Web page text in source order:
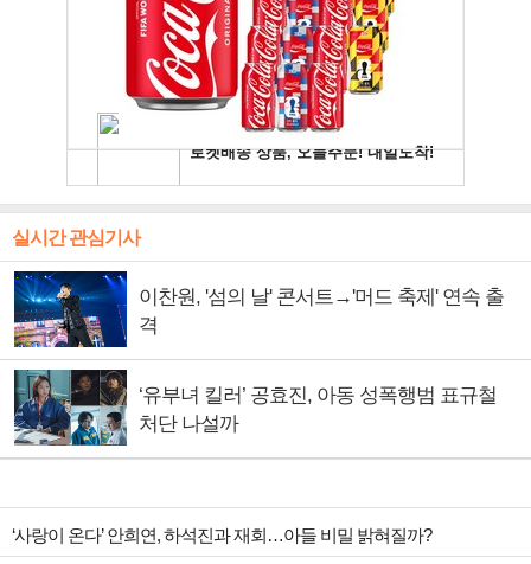
실시간 관심기사
이찬원, '섬의 날' 콘서트→'머드 축제' 연속 출
격
‘유부녀 킬러’ 공효진, 아동 성폭행범 표규철
처단 나설까
‘사랑이 온다’ 안희연, 하석진과 재회…아들 비밀 밝혀질까?